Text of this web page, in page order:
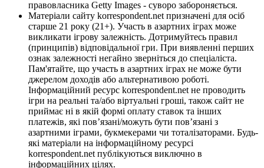
правовласника Getty Images - суворо забороняється.
Матеріали сайту korrespondent.net призначені для осіб
старше 21 року (21+). Участь в азартних іграх може
викликати ігрову залежність. Дотримуйтесь правил
(принципів) відповідальної гри. При виявленні перших
ознак залежності негайно зверніться до спеціаліста.
Пам'ятайте, що участь в азартних іграх не може бути
джерелом доходів або альтернативою роботі.
Інформаційний ресурс korrespondent.net не проводить
ігри на реальні та/або віртуальні гроші, також сайт не
приймає ні в якій формі оплату ставок та інших
платежів, які пов’язані/можуть бути пов’язані з
азартними іграми, букмекерами чи тоталізаторами. Будь-
які матеріали на інформаційному ресурсі
korrespondent.net публікуються виключно в
інформаційних цілях.